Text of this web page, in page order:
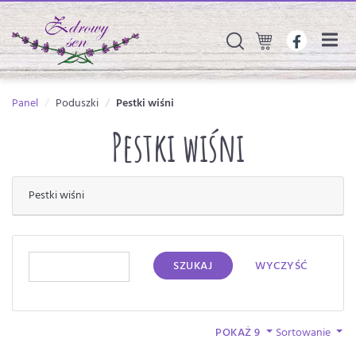
Panel Poduszki Pestki wiśni
Pestki wiśni
Pestki wiśni
SZUKAJ WYCZYŚĆ
POKAŻ 9 Sortowanie